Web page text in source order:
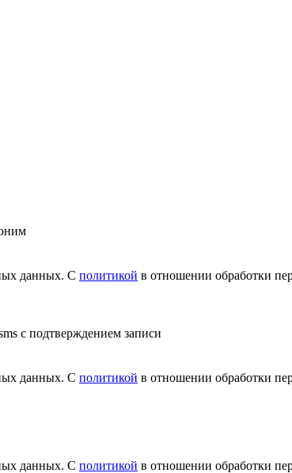
данных. С политикой в отношении обработки
с подтверждением записи
данных. С политикой в отношении обработки
данных. С политикой в отношении обработки